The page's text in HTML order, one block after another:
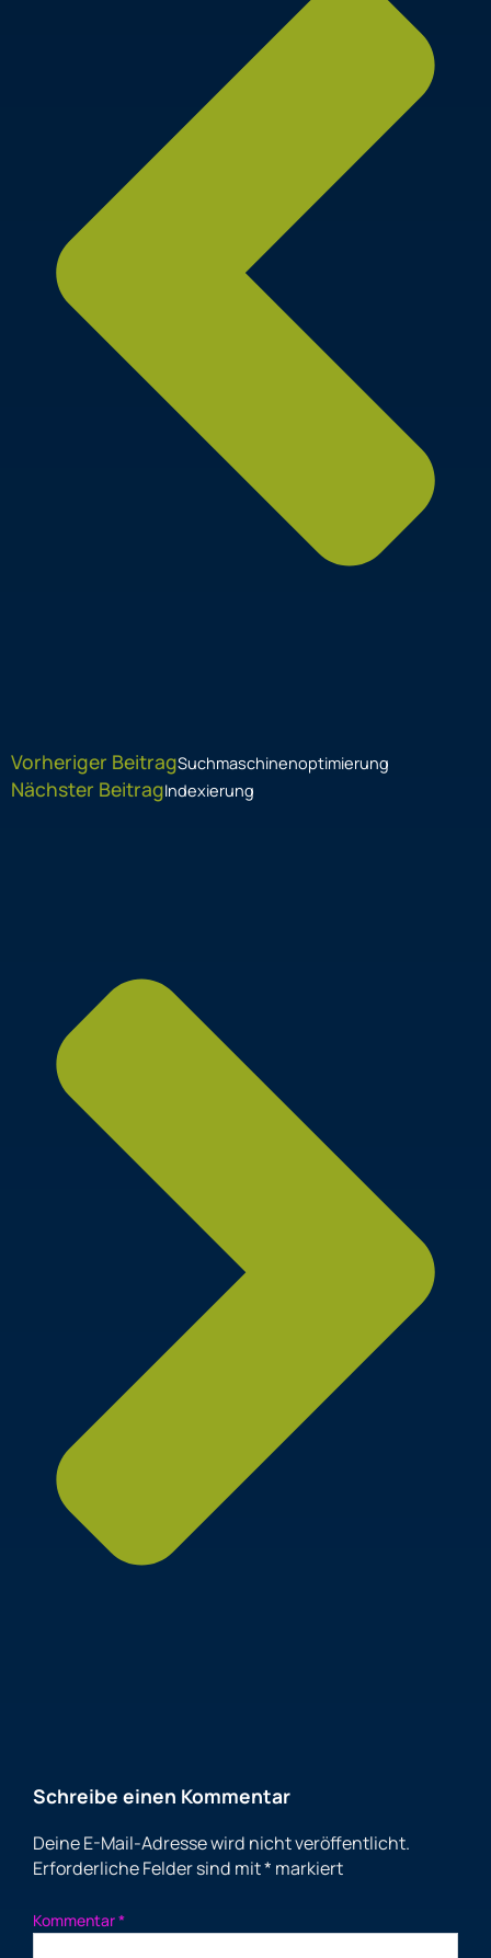
Vorheriger BeitragSuchmaschinenoptimierung
Nächster BeitragIndexierung
Schreibe einen Kommentar
Deine E-Mail-Adresse wird nicht veröffentlicht.
Erforderliche Felder sind mit* markiert
Kommentar*